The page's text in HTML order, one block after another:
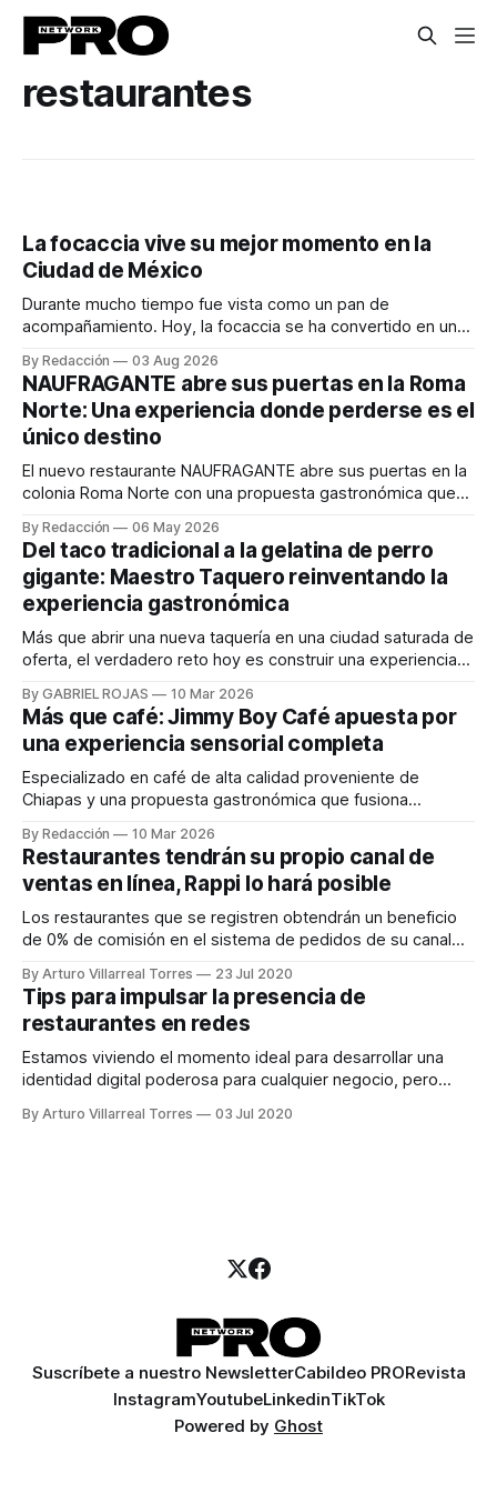
restaurantes
La focaccia vive su mejor momento en la
Ciudad de México
Durante mucho tiempo fue vista como un pan de
acompañamiento. Hoy, la focaccia se ha convertido en uno
artesanal, ingredientes de calidad y experiencias que
invitan a compartir alrededor de la mesa. Durante mucho
tiempo, hablar de cocina italiana era siempre de
By Redacción 03 Aug 2026
NAUFRAGANTE abre sus puertas en la Roma
Norte: Una experiencia donde perderse es el
único destino
El nuevo restaurante NAUFRAGANTE abre sus puertas en la
colonia Roma Norte con una propuesta gastronómica que
perspectiva contemporánea, integrando cocina, diseño y
música en una experiencia integral. El concepto parte del
histórico intercambio comercial entre ambas regiones,
reinterpretado a través
By Redacción 06 May 2026
Del taco tradicional a la gelatina de perro
gigante: Maestro Taquero reinventando la
experiencia gastronómica
Más que abrir una nueva taquería en una ciudad saturada de
oferta, el verdadero reto hoy es construir una experiencia
identidad. En ese espacio es donde propuestas como
Maestro Taquero están encontrando su oportunidad. En
México, donde el taco es uno
By GABRIEL ROJAS 10 Mar 2026
Más que café: Jimmy Boy Café apuesta por
una experiencia sensorial completa
Especializado en café de alta calidad proveniente de
Chiapas y una propuesta gastronómica que fusiona
como una alternativa auténtica para redescubrir el
desayuno en Polanco. Ubicado en la zona exclusiva,
Polanco, Jimmy Boy Café se ha convertido en mucho más
que un nuevo
By Redacción 10 Mar 2026
Restaurantes tendrán su propio canal de
ventas en línea, Rappi lo hará posible
Los restaurantes que se registren obtendrán un beneficio
de 0% de comisión en el sistema de pedidos de su canal
2020.
By Arturo Villarreal Torres 23 Jul 2020
Tips para impulsar la presencia de
restaurantes en redes
Estamos viviendo el momento ideal para desarrollar una
identidad digital poderosa para cualquier negocio, pero
By Arturo Villarreal Torres 03 Jul 2020
Suscríbete a nuestro NewsletterCabildeo PRORevista
InstagramYoutubeLinkedinTikTok
Powered by Ghost